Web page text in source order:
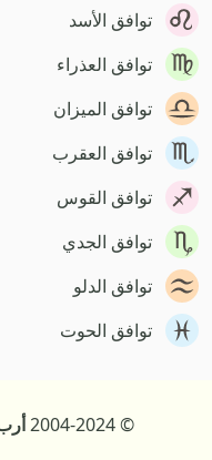
توافق الأسد
توافق العذراء
توافق الميزان
توافق العقرب
توافق القوس
توافق الجدي
توافق الدلو
توافق الحوت
© 2004-2024